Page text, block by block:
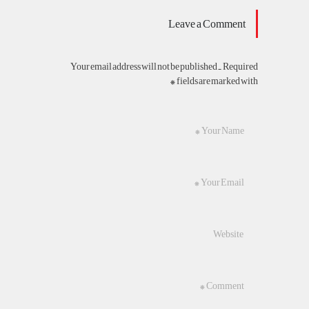
Leave a Comment
Your email address will not be published. Required
fields are marked with *